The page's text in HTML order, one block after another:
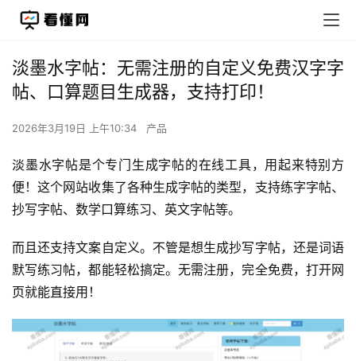
淡墨水字帖：无需注册的自定义免费汉字字
帖、口算题目生成器，支持打印！
2026年3月19日 上午10:34 产品
淡墨水字帖是个专门生成字帖的在线工具，用起来特别方
便！这个网站收集了各种生成字帖的类型，支持练字字帖、
抄写字帖、数学口算练习、英文字帖等。
而且还支持文案自定义。不管是想生成抄写字帖，还是词语
默写练习帖，都能轻松搞定。无需注册，完全免费，打开网
页就能直接用！